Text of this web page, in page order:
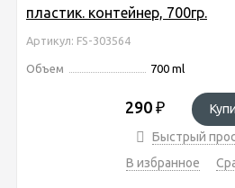
пластик. контейнер, 700гр.
Артикул: FS-303564
Объем 700 ml
290 ₽
Быстрый
В избранное